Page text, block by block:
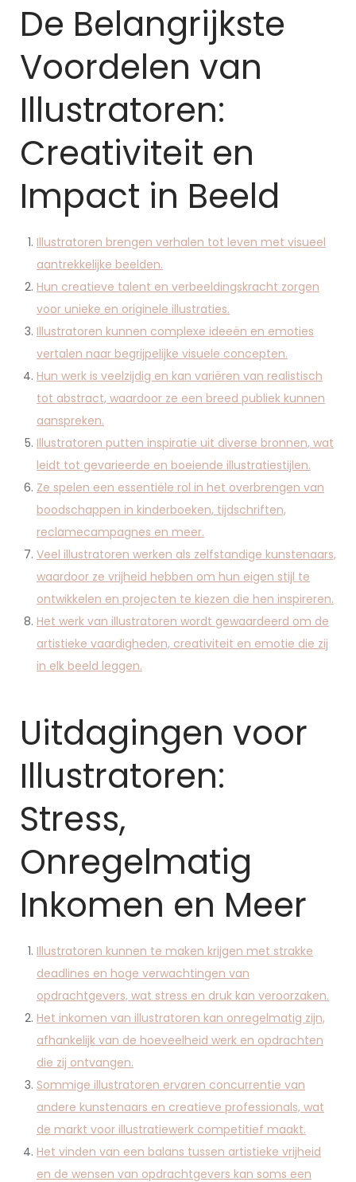
De Belangrijkste
Voordelen van
Illustratoren:
Creativiteit en
Impact in Beeld
Illustratoren brengen verhalen tot leven met visueel
aantrekkelijke beelden.
Hun creatieve talent en verbeeldingskracht zorgen
voor unieke en originele illustraties.
Illustratoren kunnen complexe ideeën en emoties
vertalen naar begrijpelijke visuele concepten.
Hun werk is veelzijdig en kan variëren van realistisch
tot abstract, waardoor ze een breed publiek kunnen
aanspreken.
Illustratoren putten inspiratie uit diverse bronnen, wat
leidt tot gevarieerde en boeiende illustratiestijlen.
Ze spelen een essentiële rol in het overbrengen van
boodschappen in kinderboeken, tijdschriften,
reclamecampagnes en meer.
Veel illustratoren werken als zelfstandige kunstenaars,
waardoor ze vrijheid hebben om hun eigen stijl te
ontwikkelen en projecten te kiezen die hen inspireren.
Het werk van illustratoren wordt gewaardeerd om de
artistieke vaardigheden, creativiteit en emotie die zij
in elk beeld leggen.
Uitdagingen voor
Illustratoren:
Stress,
Onregelmatig
Inkomen en Meer
Illustratoren kunnen te maken krijgen met strakke
deadlines en hoge verwachtingen van
opdrachtgevers, wat stress en druk kan veroorzaken.
Het inkomen van illustratoren kan onregelmatig zijn,
afhankelijk van de hoeveelheid werk en opdrachten
die zij ontvangen.
Sommige illustratoren ervaren concurrentie van
andere kunstenaars en creatieve professionals, wat
de markt voor illustratiewerk competitief maakt.
Het vinden van een balans tussen artistieke vrijheid
en de wensen van opdrachtgevers kan soms een